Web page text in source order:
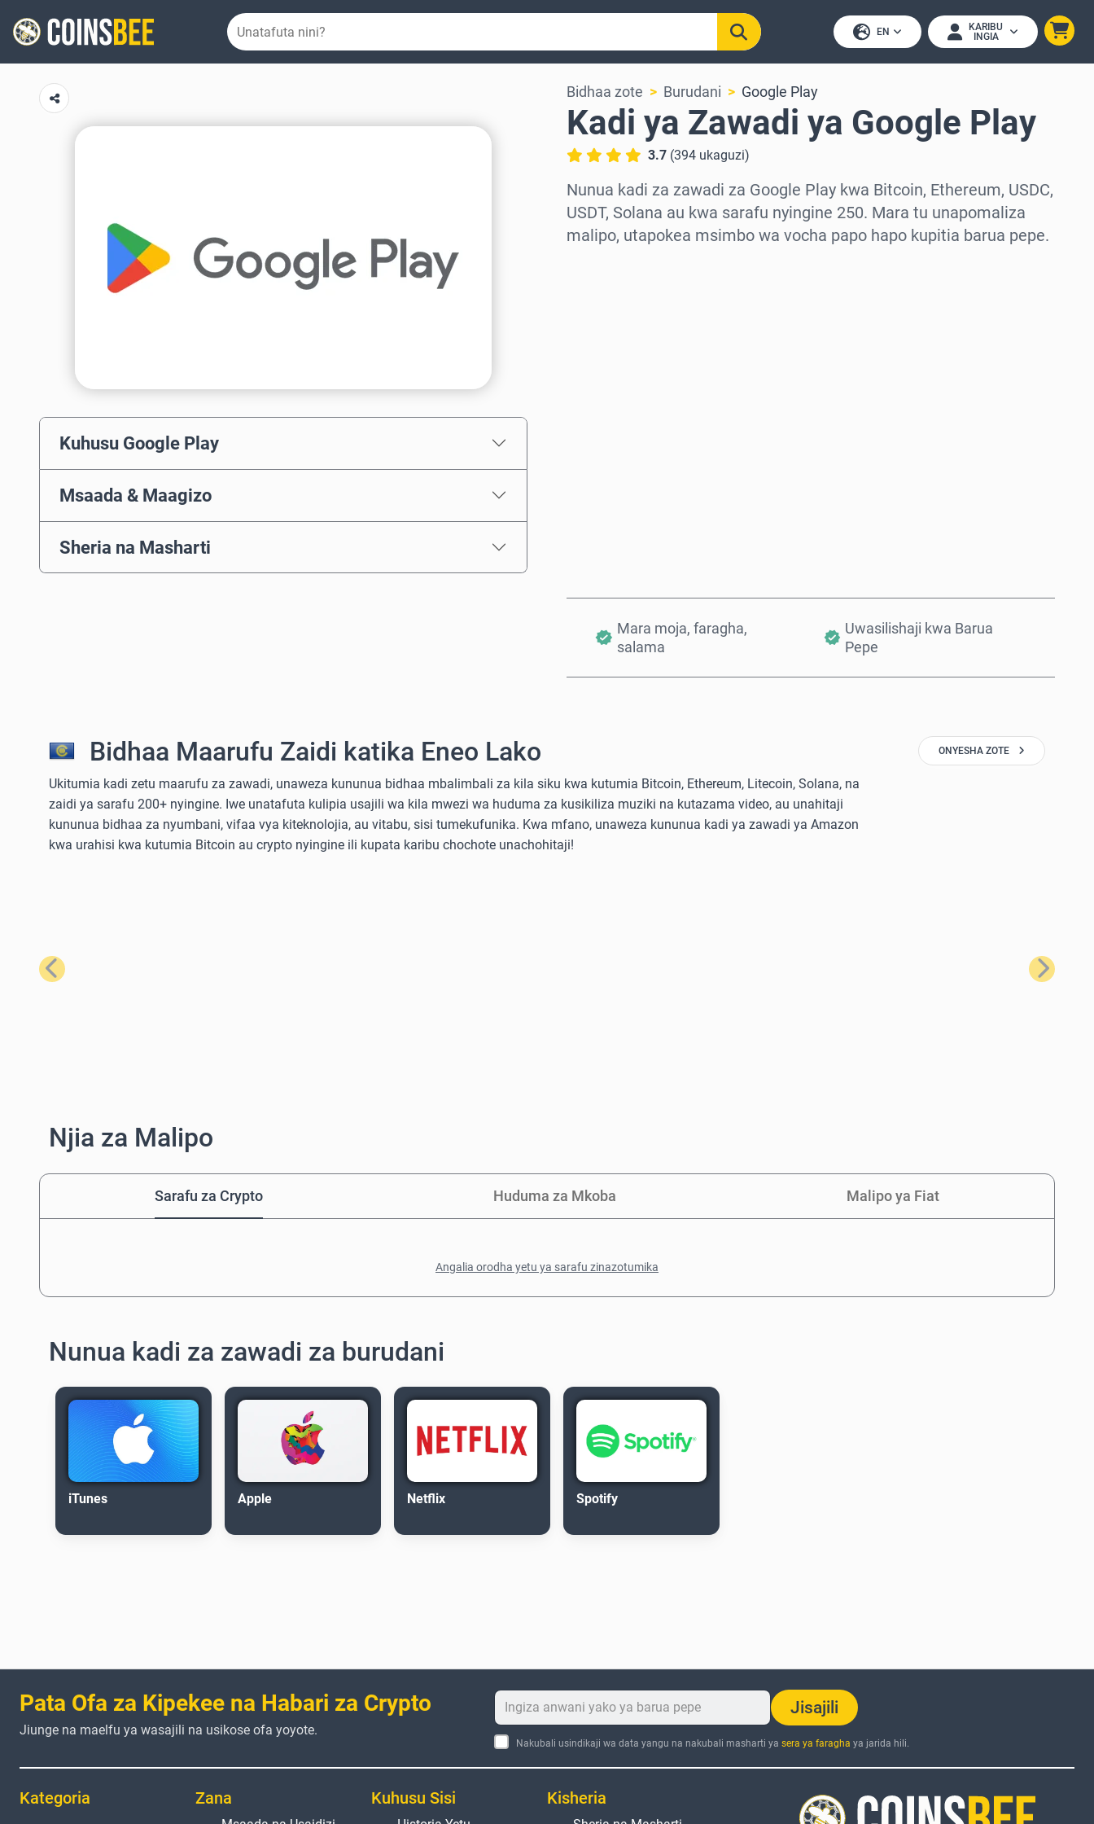
EN
KARIBU
INGIA
Kuhusu Google Play
Msaada & Maagizo
Sheria na Masharti
Bidhaa zote Burudani Google Play
Kadi ya Zawadi ya Google Play
3.7 (394 ukaguzi)
Nunua kadi za zawadi za Google Play kwa Bitcoin, Ethereum, USDC,
USDT, Solana au kwa sarafu nyingine 250. Mara tu unapomaliza
malipo, utapokea msimbo wa vocha papo hapo kupitia barua pepe.
Mara moja, faragha,
salama
Uwasilishaji kwa Barua
Pepe
Bidhaa Maarufu Zaidi katika Eneo Lako
Ukitumia kadi zetu maarufu za zawadi, unaweza kununua bidhaa mbalimbali za kila siku kwa kutumia Bitcoin, Ethereum, Litecoin, Solana, na
zaidi ya sarafu 200+ nyingine. Iwe unatafuta kulipia usajili wa kila mwezi wa huduma za kusikiliza muziki na kutazama video, au unahitaji
kununua bidhaa za nyumbani, vifaa vya kiteknolojia, au vitabu, sisi tumekufunika. Kwa mfano, unaweza kununua kadi ya zawadi ya Amazon
kwa urahisi kwa kutumia Bitcoin au crypto nyingine ili kupata karibu chochote unachohitaji!
ONYESHA ZOTE
Iliyopita Ifuatayo
Njia za Malipo
Sarafu za Crypto Huduma za Mkoba Malipo ya Fiat
Angalia orodha yetu ya sarafu zinazotumika
Nunua kadi za zawadi za burudani
iTunes Apple Netflix Spotify
Pata Ofa za Kipekee na Habari za Crypto
Jiunge na maelfu ya wasajili na usikose ofa yoyote.
Jisajili
Nakubali usindikaji wa data yangu na nakubali masharti ya sera ya faragha ya jarida hili.
Kategoria Zana Kuhusu Sisi Kisheria